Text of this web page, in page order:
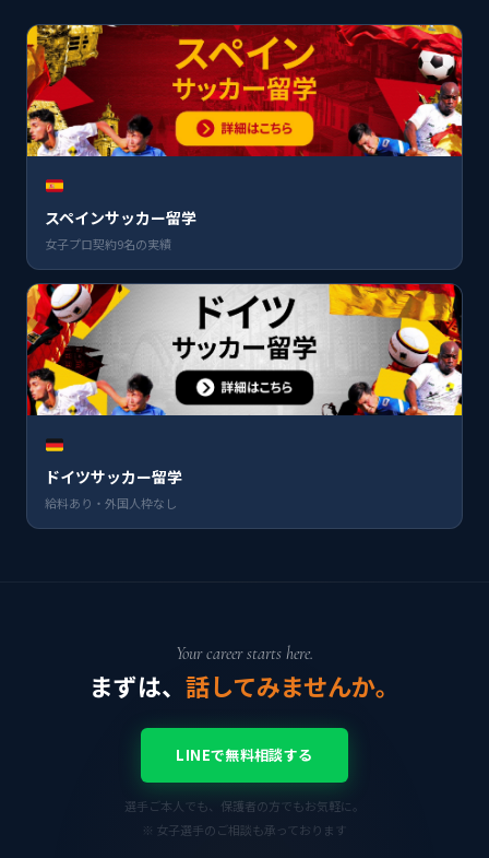
スペインサッカー留学
女子プロ契約9名の実績
ドイツサッカー留学
給料あり・外国人枠なし
Your career starts here.
まずは、 話してみませんか。
LINEで無料相談する
選手ご本人でも、保護者の方でもお気軽に。
※ 女子選手のご相談も承っております